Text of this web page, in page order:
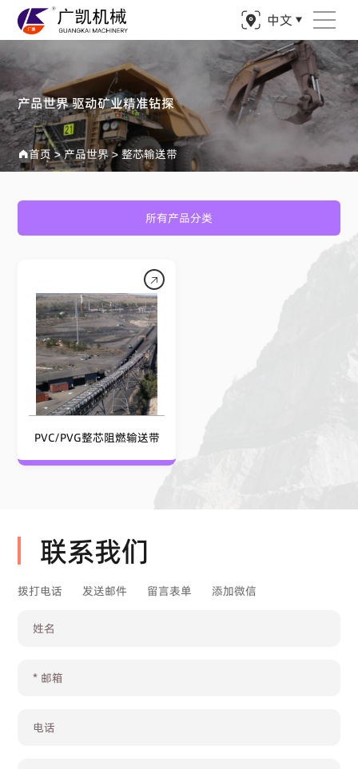
中文
产品世界 驱动矿业精准钻探
首页 >产品世界>整芯输送带
所有产品分类
PVC/PVG整芯阻燃输送带
联系我们
拨打电话 发送邮件 留言表单 添加微信